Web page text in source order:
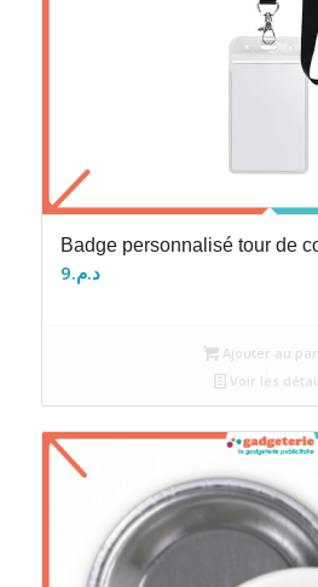
Badge personnalisé tour de
د.م.9
Ajouter au
Voir les